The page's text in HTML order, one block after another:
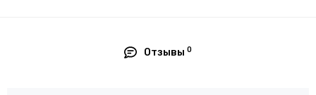
Отзывы0